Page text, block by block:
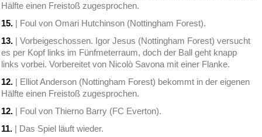
Hälfte einen Freistoß zugesprochen.
15. | Foul von Omari Hutchinson (Nottingham Forest).
13. | Vorbeigeschossen. Igor Jesus (Nottingham Forest) versucht
es per Kopf links im Fünfmeterraum, doch der Ball geht knapp
links vorbei. Vorbereitet von Nicolò Savona mit einer Flanke.
12. | Elliot Anderson (Nottingham Forest) bekommt in der eigenen
Hälfte einen Freistoß zugesprochen.
12. | Foul von Thierno Barry (FC Everton).
11. | Das Spiel läuft wieder.